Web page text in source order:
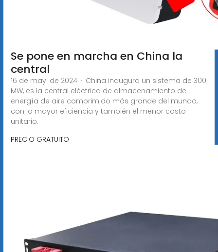
Se pone en marcha en China la
central
16 de may. de 2024 · China inaugura un sistema de 300
MW, es la central eléctrica de almacenamiento de
energía de aire comprimido más grande del mundo,
con la mayor eficiencia y también el menor costo
unitario.
PRECIO GRATUITO